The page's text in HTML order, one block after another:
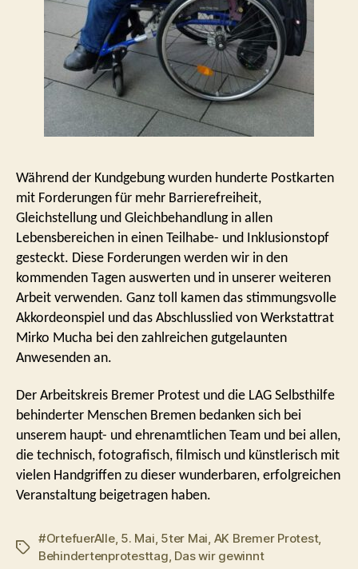
Während der Kundgebung wurden hunderte Postkarten
mit Forderungen für mehr Barrierefreiheit,
Gleichstellung und Gleichbehandlung in allen
Lebensbereichen in einen Teilhabe- und Inklusionstopf
gesteckt. Diese Forderungen werden wir in den
kommenden Tagen auswerten und in unserer weiteren
Arbeit verwenden. Ganz toll kamen das stimmungsvolle
Akkordeonspiel und das Abschlusslied von Werkstattrat
Mirko Mucha bei den zahlreichen gutgelaunten
Anwesenden an.
Der Arbeitskreis Bremer Protest und die LAG Selbsthilfe
behinderter Menschen Bremen bedanken sich bei
unserem haupt- und ehrenamtlichen Team und bei allen,
die technisch, fotografisch, filmisch und künstlerisch mit
vielen Handgriffen zu dieser wunderbaren, erfolgreichen
Veranstaltung beigetragen haben.
Schlagwörter
#OrtefuerAlle, 5. Mai, 5ter Mai, AK Bremer Protest,
Behindertenprotesttag, Das wir gewinnt